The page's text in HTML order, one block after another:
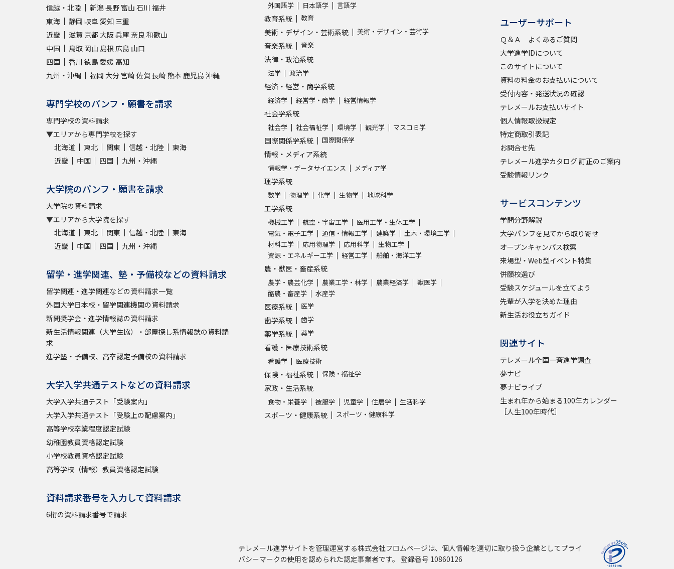
ユーザーサポート
Ｑ＆Ａ よくあるご質問
このサイトについて
受付内容・発送状況の確認 テレメールお支払いサイト
個人情報取扱規定
テレメール進学カタログ訂正のご案内
信越・北陸
新潟長野 富山 石川 福井
東海
静岡 岐阜 愛知 三重
近畿
滋賀 京都 大阪兵庫奈良 和歌山
中国
鳥取 岡山 島根 広島 山口
四国
香川 徳島 愛媛 高知
九州・沖縄
福岡 大分 宮崎 佐賀 長崎 熊本 鹿児島沖縄
専門学校のパンフ・願書を請求
専門学校の資料請求
▼エリアから専門学校を探す
北海道
東北 関東 信越・北陸
東海
近畿
中国 四国 九州・沖縄
大学院のパンフ・願書を請求
大学院の資料請求
▼エリアから大学院を探す
北海道
東北 関東 信越・北陸
東海
近畿
中国 四国 九州・沖縄
留学・進学関連、塾・予備校などの資料請求
留学関連・進学関連などの資料請求一覧
外国大学日本校・留学関連機関の資料請求
新聞奨学会・進学情報誌の資料請求
新生活情報関連（大学生協）・部屋探し系情報誌の資料請
求
進学塾・予備校、高卒認定予備校の資料請求
大学入学共通テストなどの資料請求
大学入学共通テスト「受験案内」
大学入学共通テスト「受験上の配慮案内」
高等学校卒業程度認定試験
幼稚園教員資格認定試験
小学校教員資格認定試験
高等学校（情報）教員資格認定試験
資料請求番号を入力して資料請求
6桁の資料請求番号で請求
外国語学 日本語学 言語学
教育系統 教育
美術・デザイン・芸術系統 美術・デザイン・芸術学
音楽系統 音楽
法律・政治系統
法学 政治学
経済・経営・商学系統
経済学 経営学・商学 経営情報学
社会学系統
社会学 社会福祉学 環境学 観光学 マスコミ学
国際関係学系統 国際関係学
情報・メディア系統
情報学・データサイエンス メディア学
理学系統
数学 物理学 化学 生物学 地球科学
工学系統
機械工学 航空・宇宙工学
医用工学・生体工学
電気・電子工学
通信・情報工学 建築学
土木・環境工学
材料工学
応用物理学 応用科学
生物工学
資源・エネルギー工学
経営工学 船舶・海洋工学
農・獣医・畜産系統
農学・農芸化学 農業工学・林学 農業経済学
獣医学
酪農・畜産学
水産学
医療系統 医学
歯学系統 歯学
薬学系統 薬学
看護・医療技術系統
看護学 医療技術
保険・福祉系統 保険・福祉学
家政・生活系統
食物・栄養学 被服学 児童学 住居学 生活科学
スポーツ・健康系統 スポーツ・健康科学
ユーザーサポート
Ｑ＆Ａ よくあるご質問
大学進学IDについて
このサイトについて
資料の料金のお支払いについて
受付内容・発送状況の確認
テレメールお支払いサイト
個人情報取扱規定
特定商取引表記
お問合せ先
テレメール進学カタログ 訂正のご案内
受験情報リンク
サービスコンテンツ
学問分野解説
大学パンフを見てから取り寄せ
オープンキャンパス検索
来場型・Web型イベント特集
併願校選び
受験スケジュールを立てよう
先輩が入学を決めた理由
新生活お役立ちガイド
関連サイト
テレメール全国一斉進学調査
夢ナビ
夢ナビライブ
生まれ年から始まる100年カレンダー
［人生100年時代］
テレメール進学サイトを管理運営する株式会社フロムページは、個人情報を適切に取り扱う企業としてプライ
バシーマークの使用を認められた認定事業者です。 登録番号 10860126